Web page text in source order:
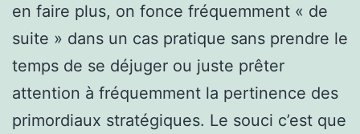
en faire plus, on fonce fréquemment « de
suite » dans un cas pratique sans prendre le
temps de se déjuger ou juste prêter
attention à fréquemment la pertinence des
primordiaux stratégiques. Le souci c’est que